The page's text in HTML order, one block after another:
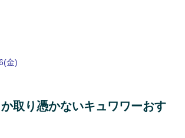
金)
取り憑かないキュワワーおす